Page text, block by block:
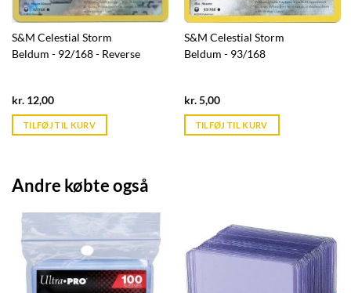
S&M Celestial Storm
Beldum - 92/168 - Reverse
kr. 12,00Current
is:
kr. 39,95.
TILFØJ TIL KURV
S&M Celestial Storm
Beldum - 93/168
kr.5,00Current
is:
kr. 39,95.
TILFØJ TIL KURV
Andre købte også